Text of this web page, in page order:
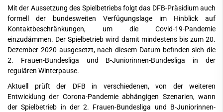
Mit der Aussetzung des Spielbetriebs folgt das DFB-Präsidium auch
formell der bundesweiten Verfügungslage im Hinblick auf
Kontaktbeschränkungen, um die Covid-19-Pandemie
einzudämmen. Der Spielbetrieb wird damit mindestens bis zum 20.
Dezember 2020 ausgesetzt, nach diesem Datum befinden sich die
2. Frauen-Bundesliga und B-Juniorinnen-Bundesliga in der
regulären Winterpause.
Aktuell prüft der DFB in verschiedenen, von der weiteren
Entwicklung der Corona-Pandemie abhängigen Szenarien, wann
der Spielbetrieb in der 2. Frauen-Bundesliga und B-Juniorinnen-